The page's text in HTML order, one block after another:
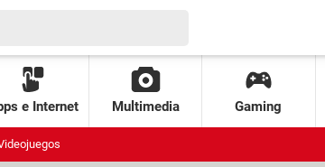
e Internet Multimedia Gaming